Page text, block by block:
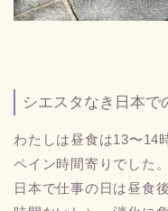
シエスタなき日本で
わたしは昼食は13〜14
ペイン時間寄りでした。
日本で仕事の日は昼食